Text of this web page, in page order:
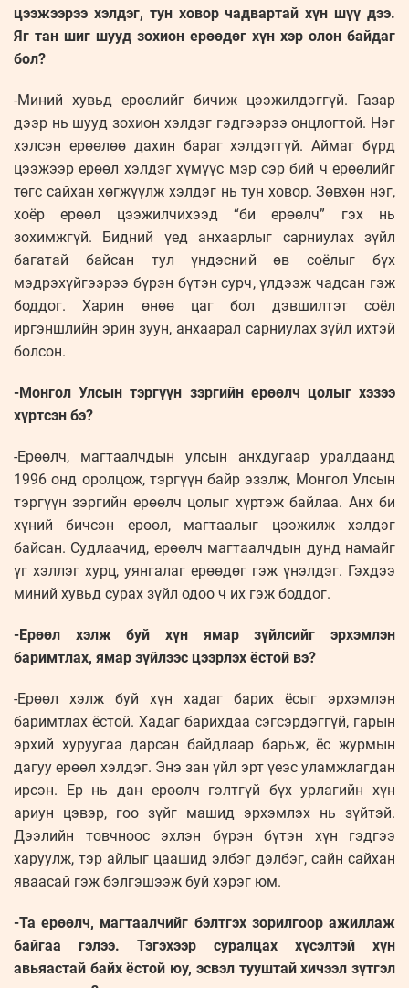
цээжээрээ хэлдэг, тун ховор чадвартай хүн шүү дээ.
Яг тан шиг шууд зохион ерөөдөг хүн хэр олон байдаг
бол?
-Миний хувьд ерөөлийг бичиж цээжилдэггүй. Газар
дээр нь шууд зохион хэлдэг гэдгээрээ онцлогтой. Нэг
хэлсэн ерөөлөө дахин бараг хэлдэггүй. Аймаг бүрд
цээжээр ерөөл хэлдэг хүмүүс мэр сэр бий ч ерөөлийг
төгс сайхан хөгжүүлж хэлдэг нь тун ховор. Зөвхөн нэг,
хоёр ерөөл цээжилчихээд “би ерөөлч” гэх нь
зохимжгүй. Бидний үед анхаарлыг сарниулах зүйл
багатай байсан тул үндэсний өв соёлыг бүх
мэдрэхүйгээрээ бүрэн бүтэн сурч, үлдээж чадсан гэж
боддог. Харин өнөө цаг бол дэвшилтэт соёл
иргэншлийн эрин зуун, анхаарал сарниулах зүйл ихтэй
болсон.
-Монгол Улсын тэргүүн зэргийн ерөөлч цолыг хэзээ
хүртсэн бэ?
-Ерөөлч, магтаалчдын улсын анхдугаар уралдаанд
1996 онд оролцож, тэргүүн байр эзэлж, Монгол Улсын
тэргүүн зэргийн ерөөлч цолыг хүртэж байлаа. Анх би
хүний бичсэн ерөөл, магтаалыг цээжилж хэлдэг
байсан. Судлаачид, ерөөлч магтаалчдын дунд намайг
үг хэллэг хурц, уянгалаг ерөөдөг гэж үнэлдэг. Гэхдээ
миний хувьд сурах зүйл одоо ч их гэж боддог.
-Ерөөл хэлж буй хүн ямар зүйлсийг эрхэмлэн
баримтлах, ямар зүйлээс цээрлэх ёстой вэ?
-Ерөөл хэлж буй хүн хадаг барих ёсыг эрхэмлэн
баримтлах ёстой. Хадаг барихдаа сэгсэрдэггүй, гарын
эрхий хуруугаа дарсан байдлаар барьж, ёс журмын
дагуу ерөөл хэлдэг. Энэ зан үйл эрт үеэс уламжлагдан
ирсэн. Ер нь дан ерөөлч гэлтгүй бүх урлагийн хүн
ариун цэвэр, гоо зүйг машид эрхэмлэх нь зүйтэй.
Дээлийн товчноос эхлэн бүрэн бүтэн хүн гэдгээ
харуулж, тэр айлыг цаашид элбэг дэлбэг, сайн сайхан
яваасай гэж бэлгэшээж буй хэрэг юм.
-Та ерөөлч, магтаалчийг бэлтгэх зорилгоор ажиллаж
байгаа гэлээ. Тэгэхээр суралцах хүсэлтэй хүн
авьяастай байх ёстой юу, эсвэл тууштай хичээл зүтгэл